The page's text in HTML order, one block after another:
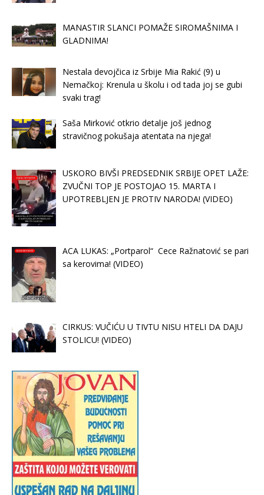
MANASTIR SLANCI POMAŽE SIROMAŠNIMA I
GLADNIMA!
Nestala devojčica iz Srbije Mia Rakić (9) u
Nemačkoj: Krenula u školu i od tada joj se gubi
svaki trag!
Saša Mirković otkrio detalje još jednog
stravičnog pokušaja atentata na njega!
USKORO BIVŠI PREDSEDNIK SRBIJE OPET LAŽE:
ZVUČNI TOP JE POSTOJAO 15. MARTA I
UPOTREBLJEN JE PROTIV NARODA! (VIDEO)
ACA LUKAS: „Portparol“ Cece Ražnatović se pari
sa kerovima! (VIDEO)
CIRKUS: VUČIĆU U TIVTU NISU HTELI DA DAJU
STOLICU! (VIDEO)